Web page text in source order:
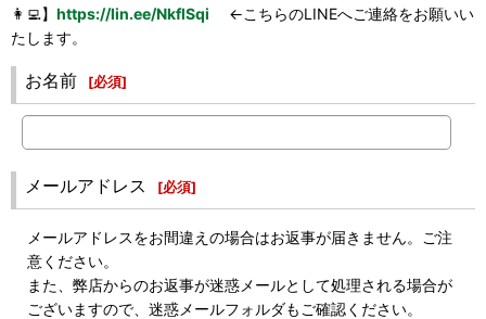
👩‍💻】 https://lin.ee/NkflSqi ←こちらのLINEへご連絡をお願いい
たします。
お名前 [必須]
メールアドレス [必須]
メールアドレスをお間違えの場合はお返事が届きません。ご注
意ください。
また、弊店からのお返事が迷惑メールとして処理される場合が
ございますので、迷惑メールフォルダもご確認ください。